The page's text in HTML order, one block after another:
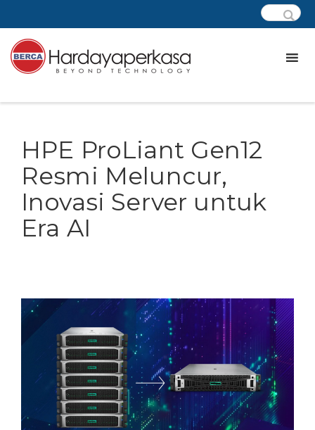
HPE ProLiant Gen12
Resmi Meluncur,
Inovasi Server untuk
Era AI